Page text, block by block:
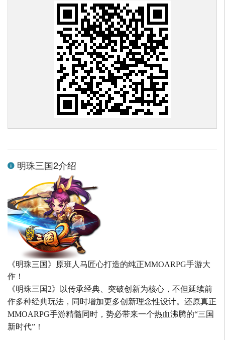
明珠三国2介绍
《明珠三国》原班人马匠心打造的纯正MMOARPG手游大
作！
《明珠三国2》以传承经典、突破创新为核心，不但延续前
作多种经典玩法，同时增加更多创新理念性设计。还原真正
MMOARPG手游精髓同时，势必带来一个热血沸腾的“三国
新时代”！